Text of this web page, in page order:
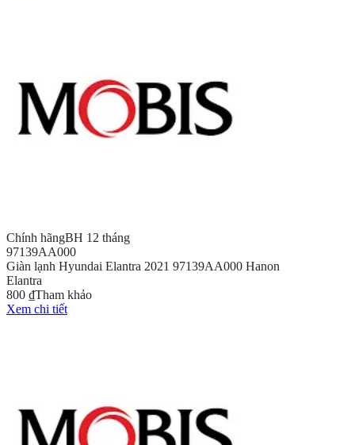
Chính hãngBH 12 tháng
97139AA000
Giàn lạnh Hyundai Elantra 2021 97139AA000 Hanon
Elantra
800 ₫Tham khảo
Xem chi tiết